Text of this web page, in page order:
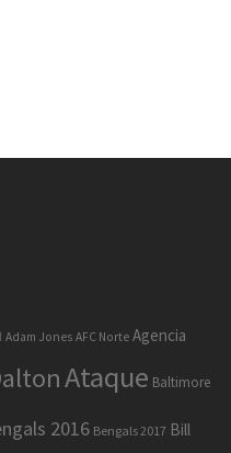
Adam Jones AFC Norte Agencia
Ataque Baltimore
2016 Bengals 2017 Bill